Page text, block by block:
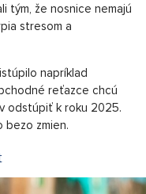
tým, že nosnice nemajú
stresom a
napríklad
reťazce chcú
odstúpiť k roku 2025.
bezo zmien.